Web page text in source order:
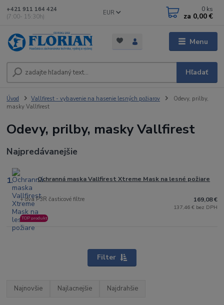
Menu
EUR
Hľadať
+421 911 164 424
(7:00- 15:30h)
0 ks
za 0,00 €
Úvod Vallfirest - vybavenie na hasenie lesných požiarov
Odevy, prilby,
masky Vallfirest
Odevy, prilby, masky Vallfirest
Najpredávanejšie
1. Ochranná maska Vallfirest Xtreme Mask na lesné požiare
+ dva P3R časticové filtre
TOP produkt
169,08 €
137,46 € bez DPH
Filter
Najnovšie Najlacnejšie Najdrahšie